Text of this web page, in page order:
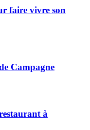
faire vivre son
Campagne
à